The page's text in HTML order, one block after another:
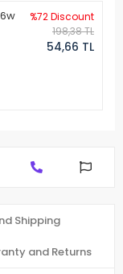
%72 Discount
198,38 TL
54,66 TL
Shipping
and Returns